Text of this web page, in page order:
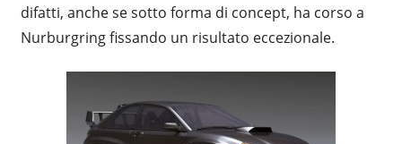
difatti, anche se sotto forma di concept, ha corso a
Nurburgring fissando un risultato eccezionale.